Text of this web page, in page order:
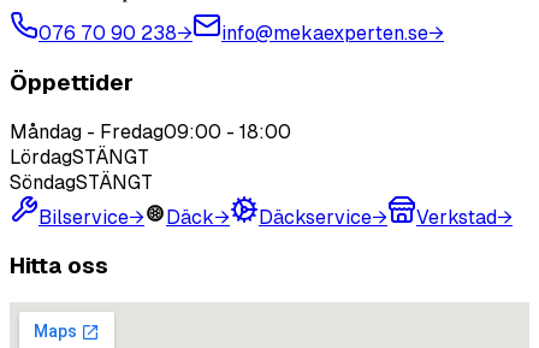
076 70 90 238→ info@mekaexperten.se→
Öppettider
Måndag - Fredag09:00 - 18:00
LördagSTÄNGT
SöndagSTÄNGT
Bilservice→ Däck→ Däckservice→ Verkstad→
Hitta oss